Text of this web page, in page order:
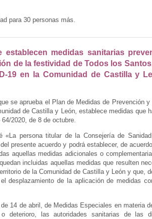
para 30 personas más.
medidas sanitarias
de la festividad de Todos los
19 en la Comunidad de Castilla y
se aprueba el Plan de Medidas de Prevención y
de Castilla y León, establece medidas que
2020, de 8 de octubre.
«La persona titular de la Consejería de
presente acuerdo y podrá establecer, de
aquellas medidas adicionales o
incluidas aquellas medidas que resulten
de la Comunidad de Castilla y León y que,
desplazamiento de la aplicación de medidas
14 de abril, de Medidas Especiales en materia
deterioro, las autoridades sanitarias de las